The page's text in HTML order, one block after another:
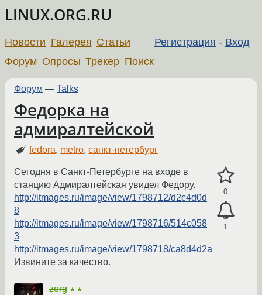
LINUX.ORG.RU
Регистрация - Вход
Новости Галерея Статьи
Форум Опросы Трекер Поиск
Форум — Talks
Федорка на
адмиралтейской
fedora, metro,санкт-петербург
0
1
Сегодня в Санкт-Петербурге на входе в
станцию Адмиралтейская увидел Федору.
http://itmages.ru/image/view/1798712/d2c4d0d
8
http://itmages.ru/image/view/1798716/514c058
3
http://itmages.ru/image/view/1798718/ca8d4d2a
Извините за качество.
zorg ★★